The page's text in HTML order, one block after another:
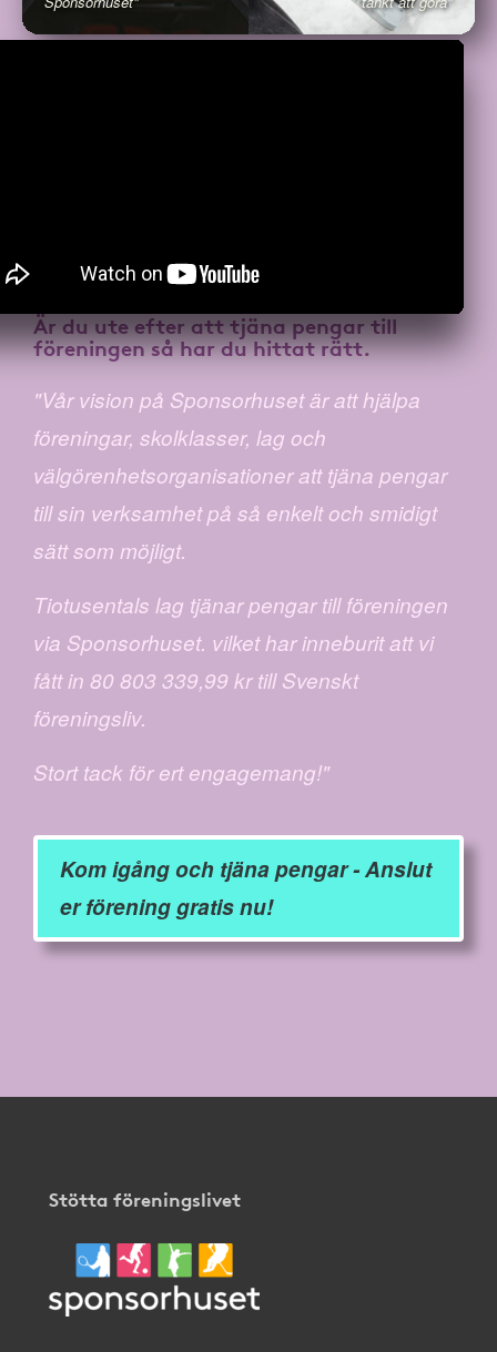
Är du ute efter atttjäna pengar till
föreningenså har du hittat rätt.
"Vår vision på Sponsorhuset är att hjälpa
föreningar, skolklasser, lag och
välgörenhetsorganisationer att tjäna pengar
till sin verksamhet på så enkelt och smidigt
sätt som möjligt.
Tiotusentals lag tjänar pengar till föreningen
via Sponsorhuset. vilket har inneburit att vi
fått in 80 803 339,99 kr till Svenskt
föreningsliv.
Stort tack för ert engagemang!"
Kom igång och tjäna pengar - Anslut
er förening gratis nu!
Stötta föreningslivet